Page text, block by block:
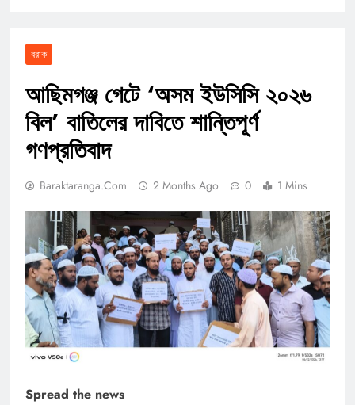
বরাক
আছিমগঞ্জ গেটে ‘অসম ইউসিসি ২০২৬
বিল’ বাতিলের দাবিতে শান্তিপূর্ণ
গণপ্রতিবাদ
Baraktaranga.com 2 Months Ago 0 1 Mins
Spread the news